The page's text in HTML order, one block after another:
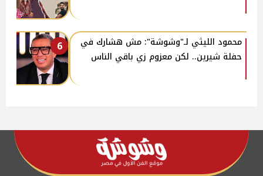
6
محمود الليثي لـ"وشوشة": مش هشارك في
حفلة شيرين.. لكن معزوم زي باقي الناس